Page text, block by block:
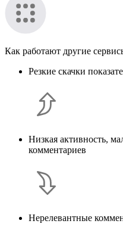
Как работают другие
Резкие скачки
Низкая активность,
комментариев
Нерелевантные